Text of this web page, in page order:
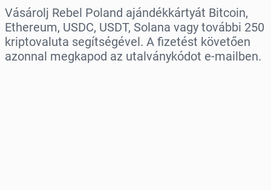
Vásárolj Rebel Poland ajándékkártyát Bitcoin,
Ethereum, USDC, USDT, Solana vagy további 250
kriptovaluta segítségével. A fizetést követően
azonnal megkapod az utalványkódot e-mailben.